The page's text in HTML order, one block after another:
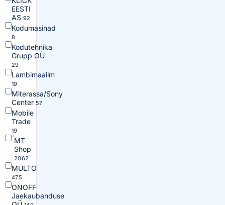
EESTI
AS 92
Kodumasinad
8
Kodutehnika
Grupp OÜ
29
Lambimaailm
19
Miterassa/Sony
Center 57
Mobile
Trade
19
MT
Shop
2062
MULTO
475
ONOFF
Jaekaubanduse